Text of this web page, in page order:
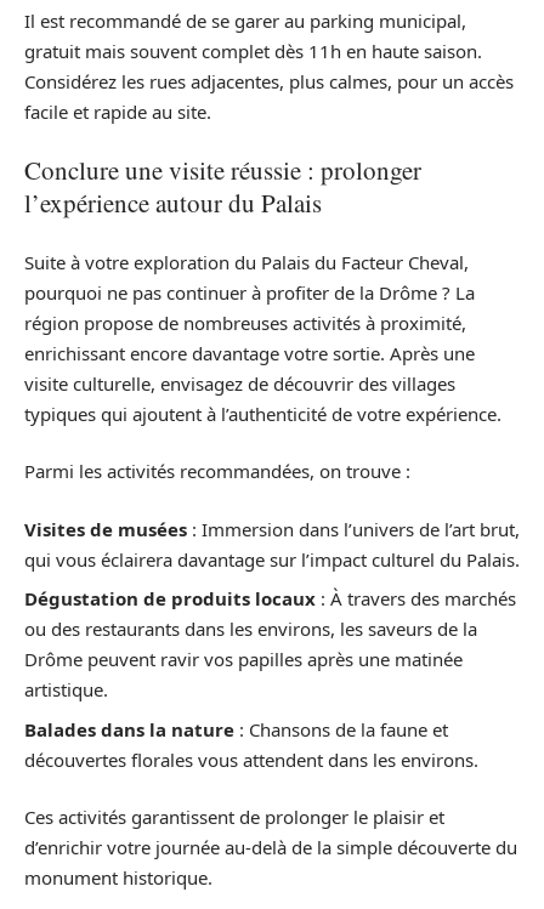
Il est recommandé de se garer au parking municipal,
gratuit mais souvent complet dès 11h en haute saison.
Considérez les rues adjacentes, plus calmes, pour un accès
facile et rapide au site.
Conclure une visite réussie : prolonger
l’expérience autour du Palais
Suite à votre exploration du Palais du Facteur Cheval,
pourquoi ne pas continuer à profiter de la Drôme ? La
région propose de nombreuses activités à proximité,
enrichissant encore davantage votre sortie. Après une
visite culturelle, envisagez de découvrir des villages
typiques qui ajoutent à l’authenticité de votre expérience.
Parmi les activités recommandées, on trouve :
Visites de musées : Immersion dans l’univers de l’art brut,
qui vous éclairera davantage sur l’impact culturel du Palais.
Dégustation de produits locaux : À travers des marchés
ou des restaurants dans les environs, les saveurs de la
Drôme peuvent ravir vos papilles après une matinée
artistique.
Balades dans la nature : Chansons de la faune et
découvertes florales vous attendent dans les environs.
Ces activités garantissent de prolonger le plaisir et
d’enrichir votre journée au-delà de la simple découverte du
monument historique.